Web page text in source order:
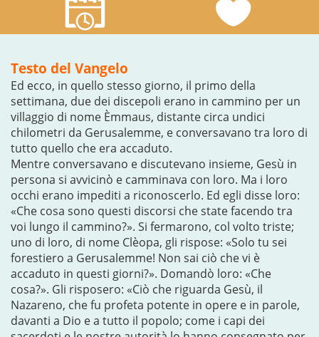
Testo del Vangelo
Ed ecco, in quello stesso giorno, il primo della
settimana, due dei discepoli erano in cammino per un
villaggio di nome Èmmaus, distante circa undici
chilometri da Gerusalemme, e conversavano tra loro di
tutto quello che era accaduto.
Mentre conversavano e discutevano insieme, Gesù in
persona si avvicinò e camminava con loro. Ma i loro
occhi erano impediti a riconoscerlo. Ed egli disse loro:
«Che cosa sono questi discorsi che state facendo tra
voi lungo il cammino?». Si fermarono, col volto triste;
uno di loro, di nome Clèopa, gli rispose: «Solo tu sei
forestiero a Gerusalemme! Non sai ciò che vi è
accaduto in questi giorni?». Domandò loro: «Che
cosa?». Gli risposero: «Ciò che riguarda Gesù, il
Nazareno, che fu profeta potente in opere e in parole,
davanti a Dio e a tutto il popolo; come i capi dei